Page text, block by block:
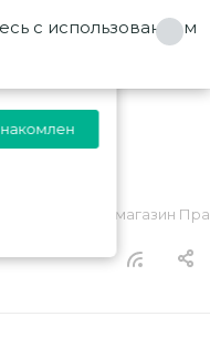
0
- Интернет-магазин
с использованием